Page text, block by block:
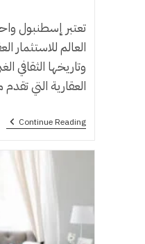
تعتبر إسطنبول
العالم للاستثمار
وتاريخها الثقافي
العقارية التي
Continue Reading اسماء
شركات
في